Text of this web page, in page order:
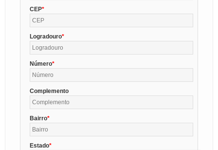
CEP
Logradouro
Número
Complemento
Bairro
Estado